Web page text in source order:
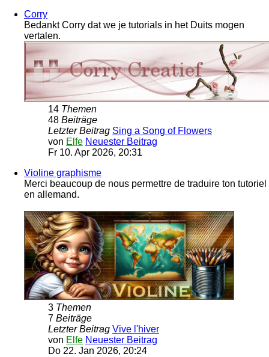
Corry
Bedankt Corry dat we je tutorials in het Duits mogen
vertalen.
14 Themen
48 Beiträge
Letzter Beitrag Sing a Song of Flowers
von Elfe Neuester Beitrag
Fr 10. Apr 2026, 20:31
Violine graphisme
Merci beaucoup de nous permettre de traduire ton tutoriel
en allemand.
3 Themen
7 Beiträge
Letzter Beitrag Vive l'hiver
von Elfe Neuester Beitrag
Do 22. Jan 2026, 20:24